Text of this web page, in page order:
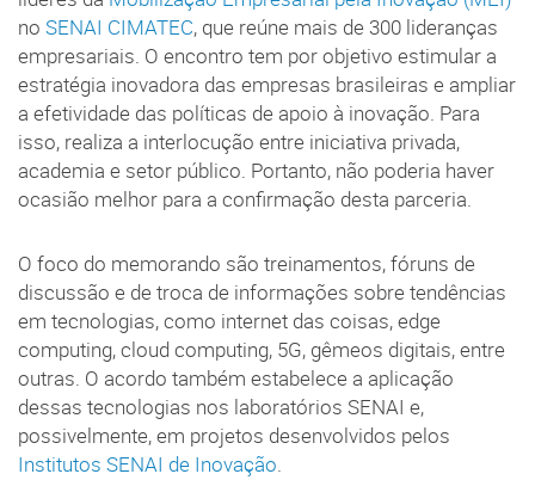
no SENAI CIMATEC, que reúne mais de 300 lideranças
empresariais. O encontro tem por objetivo estimular a
estratégia inovadora das empresas brasileiras e ampliar
a efetividade das políticas de apoio à inovação. Para
isso, realiza a interlocução entre iniciativa privada,
academia e setor público. Portanto, não poderia haver
ocasião melhor para a confirmação desta parceria.
O foco do memorando são treinamentos, fóruns de
discussão e de troca de informações sobre tendências
em tecnologias, como internet das coisas, edge
computing, cloud computing, 5G, gêmeos digitais, entre
outras. O acordo também estabelece a aplicação
dessas tecnologias nos laboratórios SENAI e,
possivelmente, em projetos desenvolvidos pelos
Institutos SENAI de Inovação.